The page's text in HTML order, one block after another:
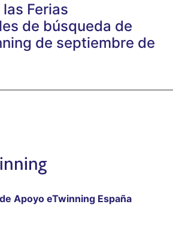
Ferias
de búsqueda de
de septiembre de
Apoyo eTwinning España